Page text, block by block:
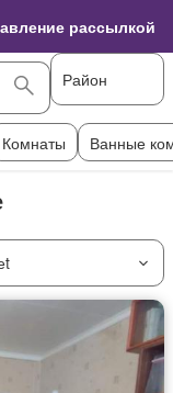
рассылкой
Район
Комнаты Ванные